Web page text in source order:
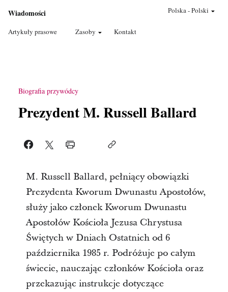
Wiadomości
Artykuły prasowe Zasoby Kontakt
Polska-Polski
Biografia przywódcy
Prezydent M. Russell Ballard
M. Russell Ballard, pełniący obowiązki
Prezydenta Kworum Dwunastu Apostołów,
służy jako członek Kworum Dwunastu
Apostołów Kościoła Jezusa Chrystusa
Świętych w Dniach Ostatnich od 6
października 1985 r. Podróżuje po całym
świecie, nauczając członków Kościoła oraz
przekazując instrukcje dotyczące